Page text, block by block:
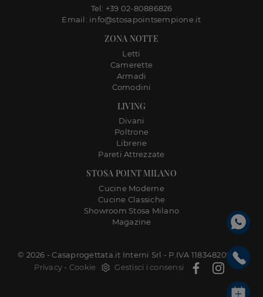
STOSA POINT MILANO
Cucine Moderne
Cucine Classiche
Showroom Stosa Milano
Magazine
LIVING
Divani
Poltrone
Librerie
Pareti Attrezzate
ZONA NOTTE
Letti
Camerette
Armadi
Comodini
Tel: +39 02-80886826
Email: info@stosapointsempione.it
© 2026 - Casaprogettata.it Interni Srl - P.IVA 11834820968 |
Privacy - Cookie Gestisci i consensi